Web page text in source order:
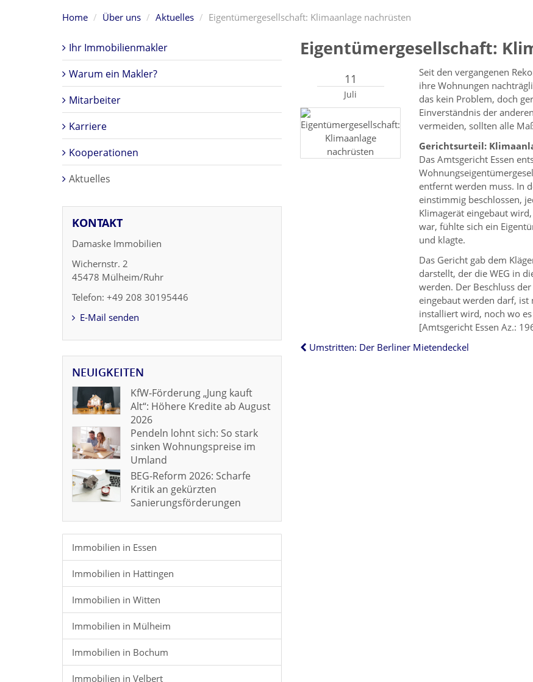
Home Über uns Aktuelles Eigentümergesellschaft: Klimaanlage nachrüsten
Eigentümergesellschaft:
11
Juli
Seit den vergangenen
ihre Wohnungen
das kein Problem, doch
Einverständnis der
vermeiden, sollten alle
Gerichtsurteil:
Das Amtsgericht Essen
entfernt werden muss. In
einstimmig beschlossen,
Klimagerät eingebaut
war, fühlte sich ein
und klagte.
Das Gericht gab dem
darstellt, der die WEG in
werden. Der Beschluss
eingebaut werden darf,
installiert wird, noch wo
[Amtsgericht Essen Az.:
Umstritten: Der Berliner Mietendeckel
Ihr Immobilienmakler
Warum ein Makler?
Mitarbeiter
Karriere
Kooperationen
Aktuelles
KONTAKT
Damaske Immobilien
Wichernstr. 2
45478 Mülheim/Ruhr
Telefon: +49 208 30195446
E-Mail senden
NEUIGKEITEN
KfW-Förderung „Jung kauft
Alt“: Höhere Kredite ab August
2026
Pendeln lohnt sich: So stark
sinken Wohnungspreise im
Umland
BEG-Reform 2026: Scharfe
Kritik an gekürzten
Sanierungsförderungen
Immobilien in Essen
Immobilien in Hattingen
Immobilien in Witten
Immobilien in Mülheim
Immobilien in Bochum
Immobilien in Velbert